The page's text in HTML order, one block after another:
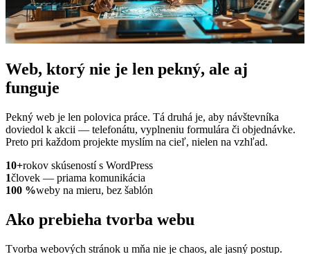
Web, ktorý nie je len pekný, ale aj
funguje
Pekný web je len polovica práce. Tá druhá je, aby návštevníka
doviedol k akcii — telefonátu, vyplneniu formulára či objednávke.
Preto pri každom projekte myslím na cieľ, nielen na vzhľad.
10+rokov skúseností s WordPress
1človek — priama komunikácia
100 %weby na mieru, bez šablón
Ako prebieha tvorba webu
Tvorba webových stránok u mňa nie je chaos, ale jasný postup.